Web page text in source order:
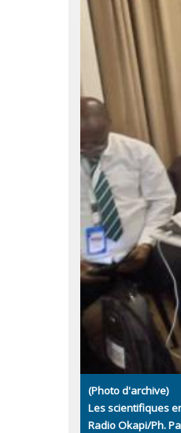
(Photo d'archive)
Les scientifiques
Radio Okapi/Ph.